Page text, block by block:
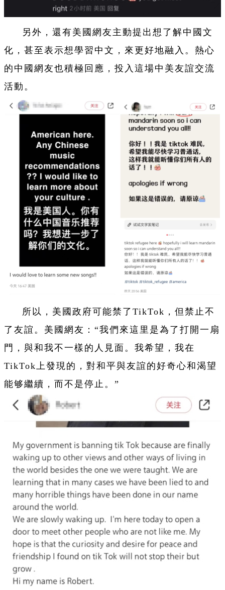
另外，還有美國網友主動提出想了解中國文
化，甚至表示想學習中文，來更好地融入。熱心
的中國網友也積極回應，投入這場中美友誼交流
活動。
所以，美國政府可能禁了TikTok，但禁止不
了友誼。美國網友：“我們來這里是為了打開一扇
門，與和我不一樣的人見面。我希望，我在
TikTok上發現的，對和平與友誼的好奇心和渴望
能够繼續，而不是停止。”